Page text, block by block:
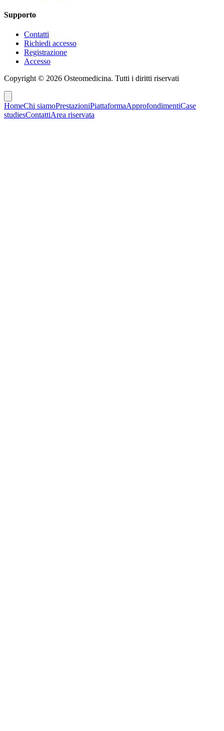
Supporto
Contatti
Richiedi accesso
Registrazione
Accesso
Copyright © 2026 Osteomedicina. Tutti i diritti riservati
HomeChi siamoPrestazioniPiattaformaApprofondimentiCase
studiesContattiArea riservata